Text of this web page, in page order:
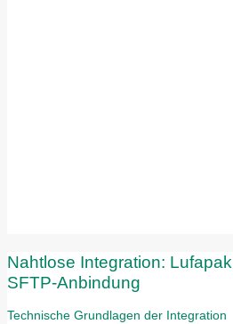
Nahtlose Integration: Lufapak
SFTP-Anbindung
Technische Grundlagen der Integration